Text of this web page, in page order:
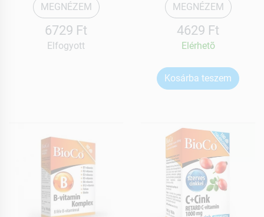
MEGNÉZEM
6729 Ft
Elfogyott
MEGNÉZEM
4629 Ft
Elérhetõ
Kosárba teszem